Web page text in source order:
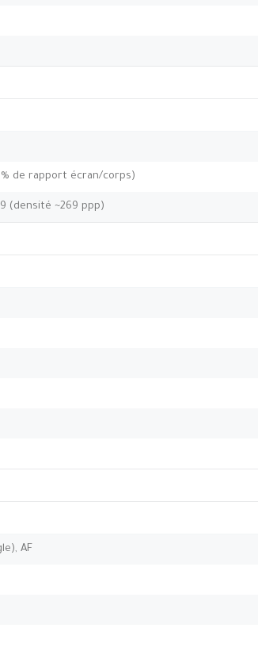
% de rapport écran/corps)
(densité ~269 ppp)
AF